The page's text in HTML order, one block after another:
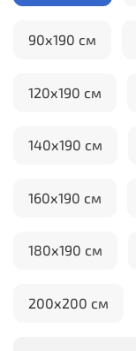
90х190 см
120х190 см
140х190 см
160х190 см
180х190 см
200х200 см